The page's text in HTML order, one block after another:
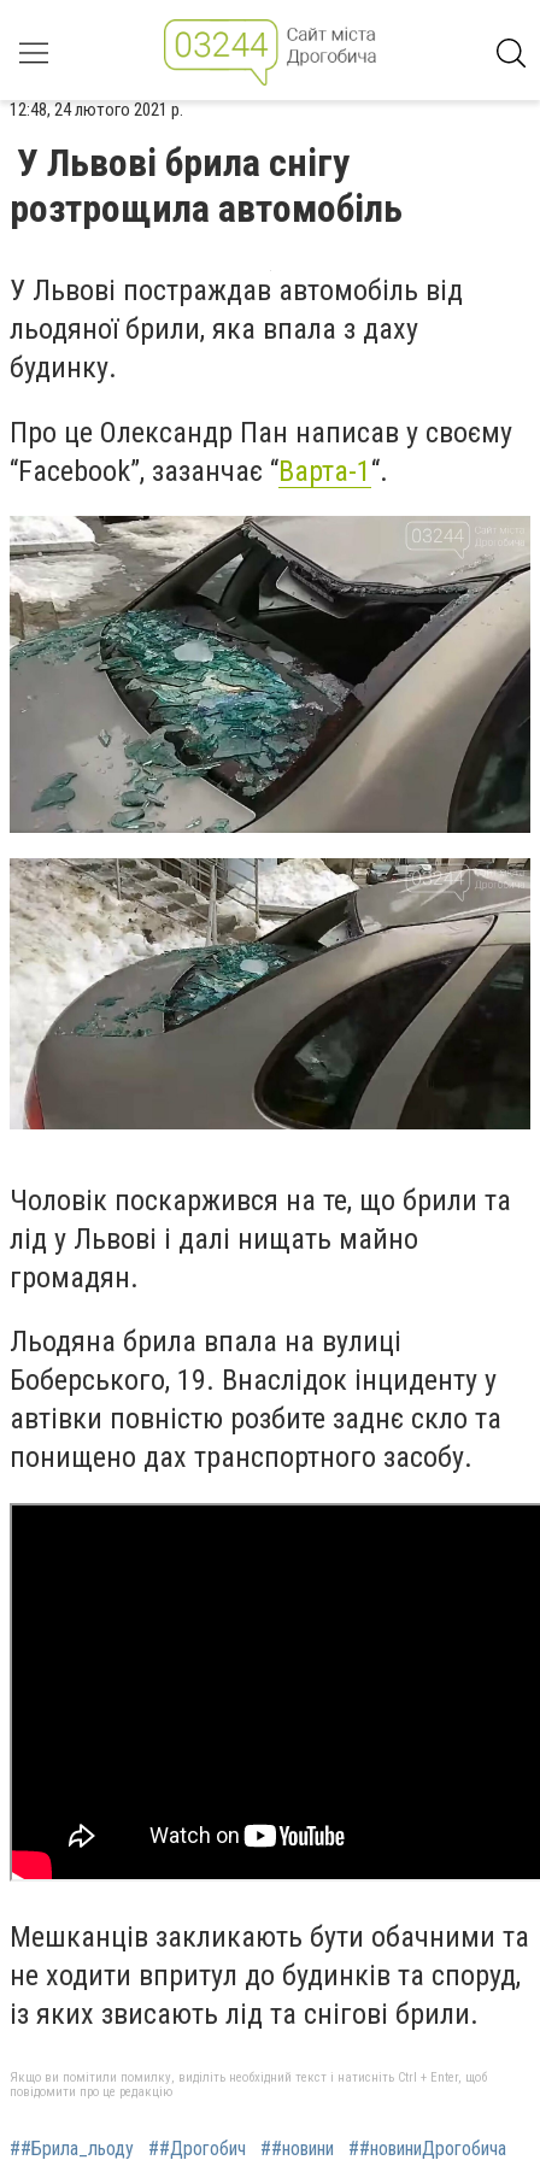
12:48, 24 лютого 2021 р.
У Львові брила снігу
розтрощила автомобіль
У Львові постраждав автомобіль від
льодяної брили, яка впала з даху
будинку.
Про це Олександр Пан написав у своєму
“Facebook”, зазанчає “Варта-1 “.
Чоловік поскаржився на те, що брили та
лід у Львові і далі нищать майно
громадян.
Льодяна брила впала на вулиці
Боберського, 19. Внаслідок інциденту у
автівки повністю розбите заднє скло та
понищено дах транспортного засобу.
Мешканців закликають бути обачними та
не ходити впритул до будинків та споруд,
із яких звисають лід та снігові брили.
Якщо ви помітили помилку, виділіть необхідний текст і натисніть Ctrl + Enter, щоб
повідомити про це редакцію
##Брила_льоду ##Дрогобич ##новини
##новиниДрогобича